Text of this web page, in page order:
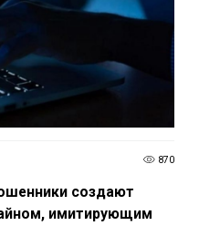
870
создают
имитирующим